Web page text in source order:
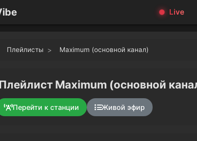
Live
Плейлисты Maximum (основной канал)
Maximum (основной
Перейти к станции Живой эфир